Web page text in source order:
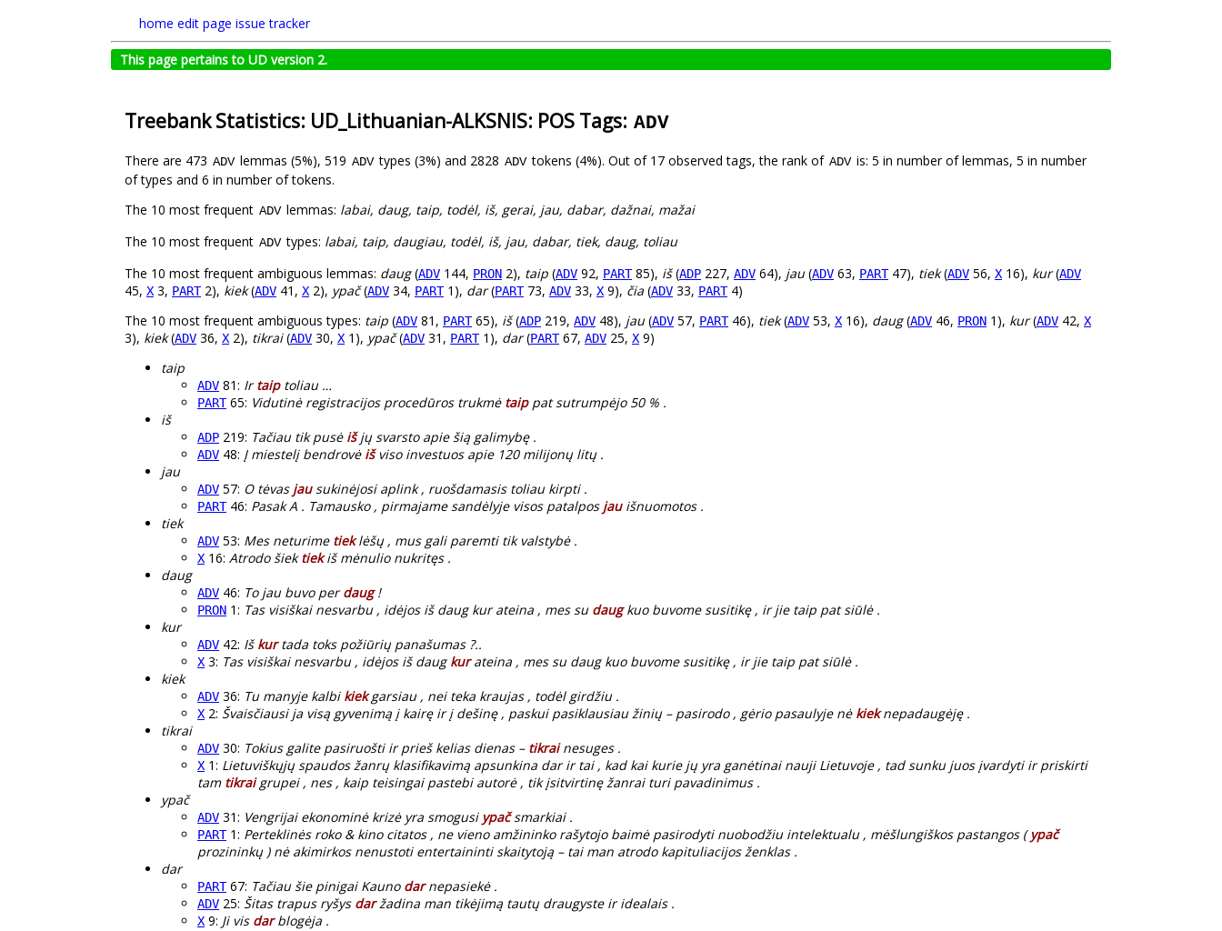
home edit page issue tracker
This page pertains to UD version 2.
Treebank Statistics: UD_Lithuanian-ALKSNIS: POS Tags: ADV
There are 473 ADV lemmas (5%), 519 ADV types (3%) and 2828 ADV tokens (4%). Out of 17 observed tags, the rank of ADV is: 5 in number of lemmas, 5 in number
of types and 6 in number of tokens.
The 10 most frequent ADV lemmas: labai, daug, taip, todėl, iš, gerai, jau, dabar, dažnai, mažai
The 10 most frequent ADV types: labai, taip, daugiau, todėl, iš, jau, dabar, tiek, daug, toliau
The 10 most frequent ambiguous lemmas: daug(ADV 144, PRON 2), taip (ADV 92, PART85), iš(ADP 227, ADV 64), jau(ADV 63, PART47), tiek(ADV 56, X 16), kur(ADV
45, X 3, PART2), kiek(ADV 41, X 2), ypač(ADV 34, PART1), dar(PART73, ADV 33, X 9), čia (ADV 33, PART4)
The 10 most frequent ambiguous types: taip (ADV 81, PART65), iš(ADP 219, ADV 48), jau(ADV 57, PART46), tiek(ADV 53, X 16), daug(ADV 46, PRON 1), kur(ADV 42, X
3), kiek(ADV 36, X 2), tikrai(ADV 30, X 1), ypač(ADV 31, PART1), dar(PART67, ADV 25, X 9)
taip
ADV 81: Irtaiptoliau …
PART65: Vidutinė registracijos procedūros trukmė taippat sutrumpėjo 50 % .
iš
ADP 219: Tačiau tik pusė išjų svarsto apie šią galimybę .
ADV 48: Į miestelį bendrovė išviso investuos apie 120 milijonų litų .
jau
ADV 57: O tėvas jausukinėjosi aplink , ruošdamasis toliau kirpti .
PART46: Pasak A . Tamausko , pirmajame sandėlyje visos patalpos jauišnuomotos .
tiek
ADV 53: Mes neturime tieklėšų , mus gali paremti tik valstybė .
X 16: Atrodo šiektiekiš mėnulio nukritęs .
daug
ADV 46: To jau buvo perdaug!
PRON 1: Tas visiškai nesvarbu , idėjos iš daug kur ateina , mes su daugkuo buvome susitikę , ir jie taip pat siūlė .
kur
ADV 42: Iš kurtada toks požiūrių panašumas ?..
X 3: Tas visiškai nesvarbu , idėjos iš daug kurateina , mes su daug kuo buvome susitikę , ir jie taip pat siūlė .
kiek
ADV 36: Tu manyje kalbi kiekgarsiau , nei teka kraujas , todėl girdžiu .
X 2: Švaisčiausi ja visą gyvenimą į kairę ir į dešinę , paskui pasiklausiau žinių – pasirodo , gėrio pasaulyje nė kieknepadaugėję .
tikrai
ADV 30: Tokius galite pasiruošti ir prieš kelias dienas – tikrainesuges .
X 1: Lietuviškųjų spaudos žanrų klasifikavimą apsunkina dar ir tai , kad kai kurie jų yra ganėtinai nauji Lietuvoje , tad sunku juos įvardyti ir priskirti
tam tikraigrupei , nes , kaip teisingai pastebi autorė , tik įsitvirtinę žanrai turi pavadinimus .
ypač
ADV 31: Vengrijai ekonominė krizė yra smogusi ypačsmarkiai .
PART1: Perteklinės roko & kino citatos , ne vieno amžininko rašytojo baimė pasirodyti nuobodžiu intelektualu , mėšlungiškos pastangos ( ypač
prozininkų ) nė akimirkos nenustoti entertaininti skaitytoją – tai man atrodo kapituliacijos ženklas .
dar
PART67: Tačiau šie pinigai Kauno darnepasiekė .
ADV 25: Šitas trapus ryšys daržadina man tikėjimą tautų draugyste ir idealais .
X 9: Ji vis darblogėja .